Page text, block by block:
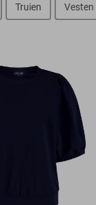
Truien Vesten